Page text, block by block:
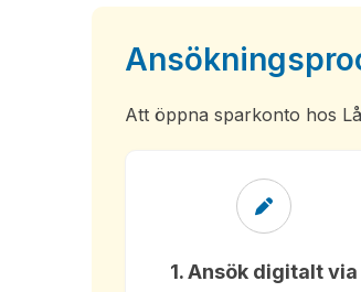
Att öppna sparkonto hos
1. Ansök digitalt via